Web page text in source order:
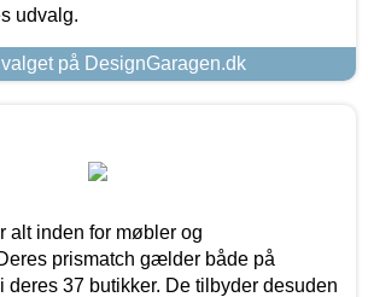
udvalg.
på DesignGaragen.dk
alt inden for møbler og
prismatch gælder både på
deres 37 butikker. De tilbyder desuden